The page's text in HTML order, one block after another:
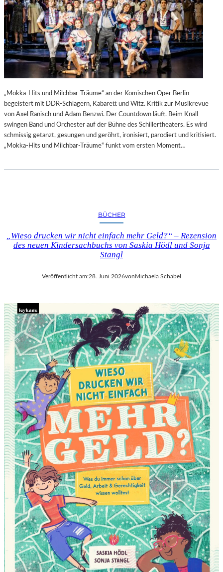
„Mokka-Hits und Milchbar-Träume“ an der Komischen Oper Berlin
begeistert mit DDR-Schlagern, Kabarett und Witz. Kritik zur Musikrevue
von Axel Ranisch und Adam Benzwi. Der Countdown läuft. Beim Knall
swingen Band und Orchester auf der Bühne des Schillertheaters. Es wird
schmissig getanzt, gesungen und geröhrt, ironisiert, parodiert und kritisiert.
„Mokka-Hits und Milchbar-Träume“ funkt vom ersten Moment…
BÜCHER
„Wieso drucken wir nicht einfach mehr Geld?“ – Rezension
des neuen Kindersachbuchs von Saskia Hödl und Sonja
Stangl
Veröffentlicht am:28. Juni 2026vonMichaela Schabel